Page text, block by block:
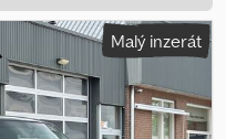
Malý inzerát